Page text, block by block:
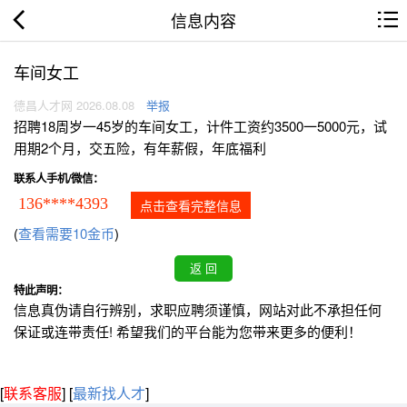
信息内容
车间女工
德昌人才网 2026.08.08 举报
招聘18周岁一45岁的车间女工，计件工资约3500一5000元，试
用期2个月，交五险，有年薪假，年底福利
联系人手机/微信：
136****4393 点击查看完整信息
(查看需要10金币)
特此声明：
信息真伪请自行辨别，求职应聘须谨慎，网站对此不承担任何
保证或连带责任! 希望我们的平台能为您带来更多的便利！
[联系客服] [最新找人才]